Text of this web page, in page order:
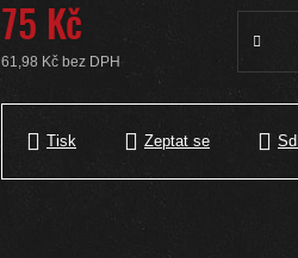
75 Kč
61,98 Kč bez DPH
Tisk Zeptat se